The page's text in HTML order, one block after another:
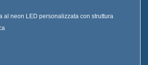
al neon LED personalizzata con struttura